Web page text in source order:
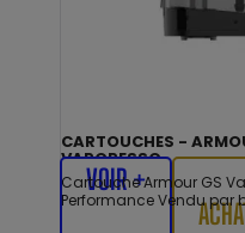
CARTOUCHES -
VAPORESSO
Cartouche Armour GS
Performance Vendu par
VOIR +